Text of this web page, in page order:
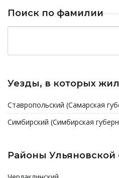
Поиск по фамилии
Уезды, в которых
Ставропольский (Самарская
Симбирский (Симбирская
Районы Ульяновской